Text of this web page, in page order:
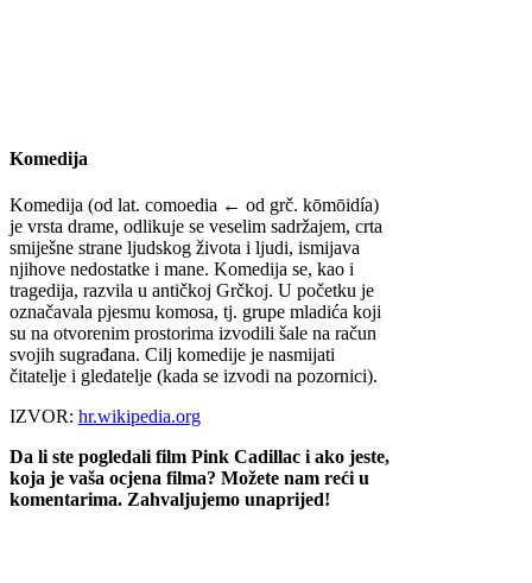
Komedija
Komedija (od lat. comoedia ← od grč. kōmōidía)
je vrsta drame, odlikuje se veselim sadržajem, crta
smiješne strane ljudskog života i ljudi, ismijava
njihove nedostatke i mane. Komedija se, kao i
tragedija, razvila u antičkoj Grčkoj. U početku je
označavala pjesmu komosa, tj. grupe mladića koji
su na otvorenim prostorima izvodili šale na račun
svojih sugrađana. Cilj komedije je nasmijati
čitatelje i gledatelje (kada se izvodi na pozornici).
IZVOR: hr.wikipedia.org
Da li ste pogledali film Pink Cadillac i ako jeste,
koja je vaša ocjena filma? Možete nam reći u
komentarima. Zahvaljujemo unaprijed!